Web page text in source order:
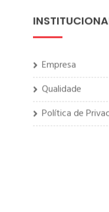
Qualidade
Política de